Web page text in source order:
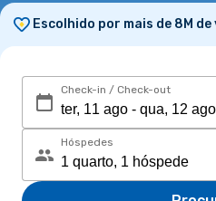
Escolhido por mais de 8M
Check-in / Check-out
Hóspedes